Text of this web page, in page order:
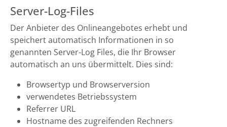
Server-Log-Files
Der Anbieter des Onlineangebotes erhebt und
speichert automatisch Informationen in so
genannten Server-Log Files, die Ihr Browser
automatisch an uns übermittelt. Dies sind:
Browsertyp und Browserversion
verwendetes Betriebssystem
Referrer URL
Hostname des zugreifenden Rechners